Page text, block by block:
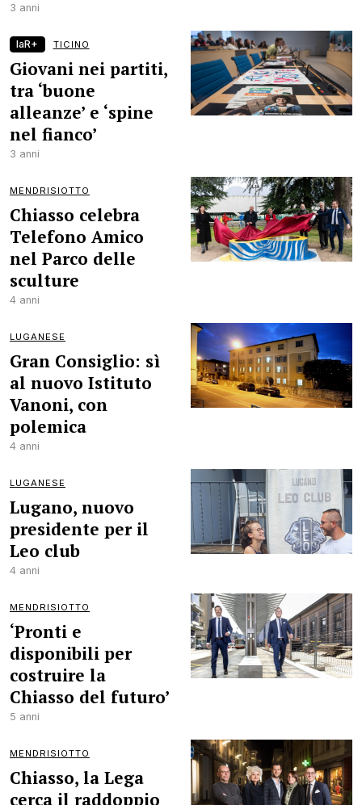
3 anni
laR+ TICINO
Giovani nei partiti,
tra ‘buone
alleanze’ e ‘spine
nel fianco’
3 anni
MENDRISIOTTO
Chiasso celebra
Telefono Amico
nel Parco delle
sculture
4 anni
LUGANESE
Gran Consiglio: sì
al nuovo Istituto
Vanoni, con
polemica
4 anni
LUGANESE
Lugano, nuovo
presidente per il
Leo club
4 anni
MENDRISIOTTO
‘Pronti e
disponibili per
costruire la
Chiasso del futuro’
5 anni
MENDRISIOTTO
Chiasso, la Lega
cerca il raddoppio